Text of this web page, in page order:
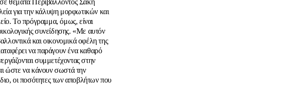
θέματα Περιβάλλοντος Σάκη
για την κάλυψη μορφωτικών και
Το πρόγραμμα, όμως, είναι
συνείδησης. «Με αυτόν
και οικονομικά οφέλη της
να παράγουν ένα καθαρό
συμμετέχοντας στην
ώστε να κάνουν σωστά την
οι ποσότητες των αποβλήτων που